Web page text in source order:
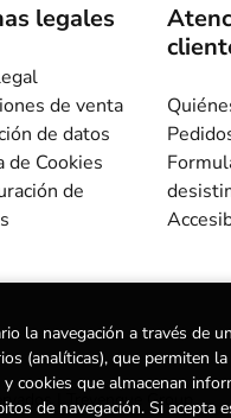
legales
de venta
de datos
de Cookies
de
| Trevenque Group
la navegación a través de
(analíticas), que permiten
cookies que almacenan
de navegación. Si acepta